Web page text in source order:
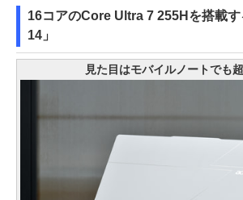
16コアのCore Ultra 7 255Hを搭載
14」
見た目はモバイルノートでも